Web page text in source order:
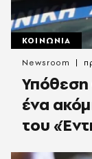
ΚΟΙΝΩΝΙΑ
ένα
του
Newsroom